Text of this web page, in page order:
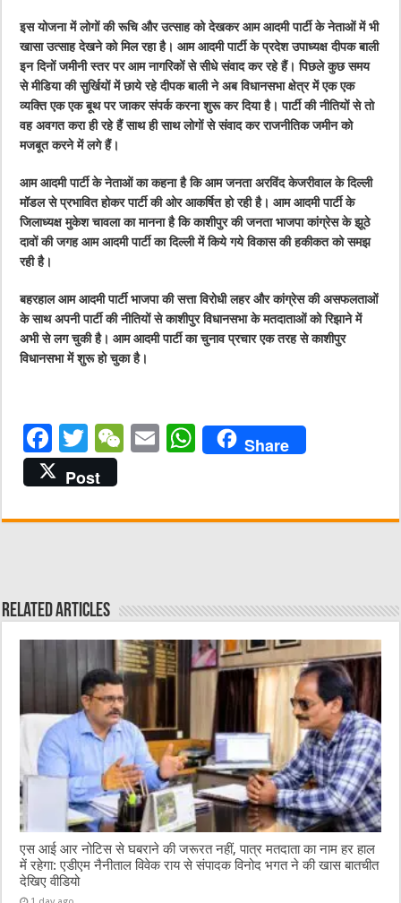
इस योजना में लोगों की रूचि और उत्साह को देखकर आम आदमी पार्टी के नेताओं में भी
खासा उत्साह देखने को मिल रहा है। आम आदमी पार्टी के प्रदेश उपाध्यक्ष दीपक बाली
इन दिनों जमीनी स्तर पर आम नागरिकों से सीधे संवाद कर रहे हैं। पिछले कुछ समय
से मीडिया की सुर्खियों में छाये रहे दीपक बाली ने अब विधानसभा क्षेत्र में एक एक
व्यक्ति एक एक बूथ पर जाकर संपर्क करना शुरू कर दिया है। पार्टी की नीतियों से तो
वह अवगत करा ही रहे हैं साथ ही साथ लोगों से संवाद कर राजनीतिक जमीन को
मजबूत करने में लगे हैं।
आम आदमी पार्टी के नेताओं का कहना है कि आम जनता अरविंद केजरीवाल के दिल्ली
मॉडल से प्रभावित होकर पार्टी की ओर आकर्षित हो रही है। आम आदमी पार्टी के
जिलाध्यक्ष मुकेश चावला का मानना है कि काशीपुर की जनता भाजपा कांग्रेस के झूठे
दावों की जगह आम आदमी पार्टी का दिल्ली में किये गये विकास की हकीकत को समझ
रही है।
बहरहाल आम आदमी पार्टी भाजपा की सत्ता विरोधी लहर और कांग्रेस की असफलताओं
के साथ अपनी पार्टी की नीतियों से काशीपुर विधानसभा के मतदाताओं को रिझाने में
अभी से लग चुकी है। आम आदमी पार्टी का चुनाव प्रचार एक तरह से काशीपुर
विधानसभा में शुरू हो चुका है।
F
a
c
e
o
k
T
w
it
te
W
h
E
l
W
s
p
Share
Post
Related Articles
एस आई आर नोटिस से घबराने की जरूरत नहीं, पात्र मतदाता का नाम हर हाल
में रहेगा: एडीएम नैनीताल विवेक राय से संपादक विनोद भगत ने की खास बातचीत
देखिए वीडियो